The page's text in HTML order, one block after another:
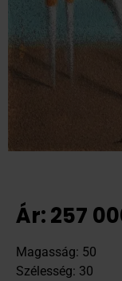
Ár:257
Magasság: 50
Szélesség: 30